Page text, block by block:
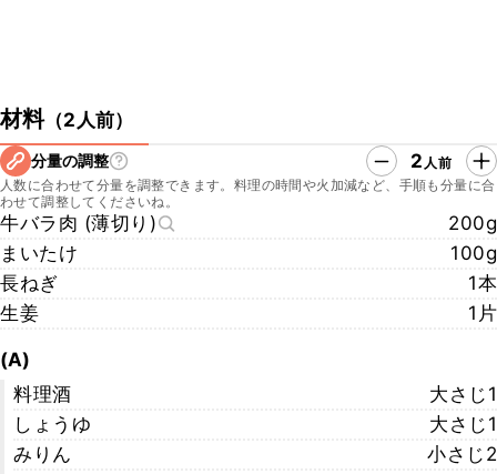
材料（2人前）
分量の調整 2 人前
人数に合わせて分量を調整できます。料理の時間や火加減など、手順も分量に合
わせて調整してくださいね。
牛バラ肉 (薄切り)
200g
まいたけ
100g
長ねぎ
1本
生姜
1片
(A)
料理酒
大さじ1
しょうゆ
大さじ1
みりん
小さじ2